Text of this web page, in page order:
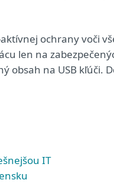
ochrany voči
len na
obsah na USB
IT